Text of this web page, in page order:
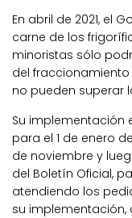
En abril de 2021, el
carne de los
minoristas sólo
del
no pueden superar
Su implementación
para el 1 de enero
de noviembre y
del Boletín Oficial,
atendiendo los
su